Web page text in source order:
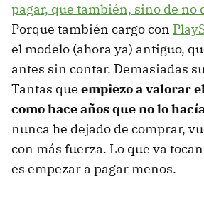
pagar, que también, sino de no
Porque también cargo con
el modelo (ahora ya) antiguo,
antes sin contar. Demasiadas
Tantas que empiezo a valorar
como hace años que no lo
nunca he dejado de comprar,
con más fuerza. Lo que va
es empezar a pagar menos.